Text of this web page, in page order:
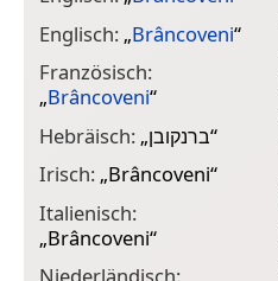
Englisch: „Brâncoveni“
Französisch:
„Brâncoveni“
Hebräisch: „ברנקובן“
Irisch: „Brâncoveni“
Italienisch:
„Brâncoveni“